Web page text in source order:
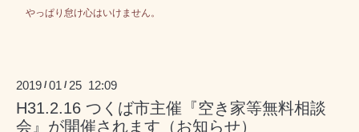
やっぱり怠け心はいけません。
2019 /01 / 25 12:09
H31.2.16 つくば市主催『空き家等無料相談
会』が開催されます（お知らせ）